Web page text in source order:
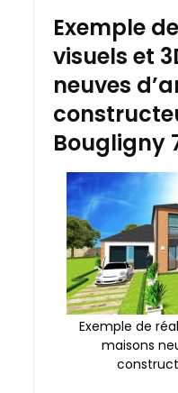
Exemple
visuels et
neuves
Bougligny
Exemple de
maisons